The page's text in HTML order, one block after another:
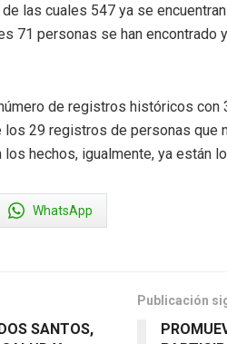
las cuales 547 ya se
71 personas se han encontrado
de registros históricos con
29 registros de personas que
hechos, igualmente, ya están
WhatsApp
SANTOS,
Publicación